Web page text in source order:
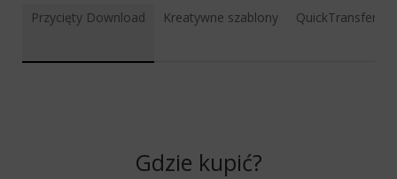
Przycięty Download Kreatywne szablony QuickTransfer
Gdzie kupić?